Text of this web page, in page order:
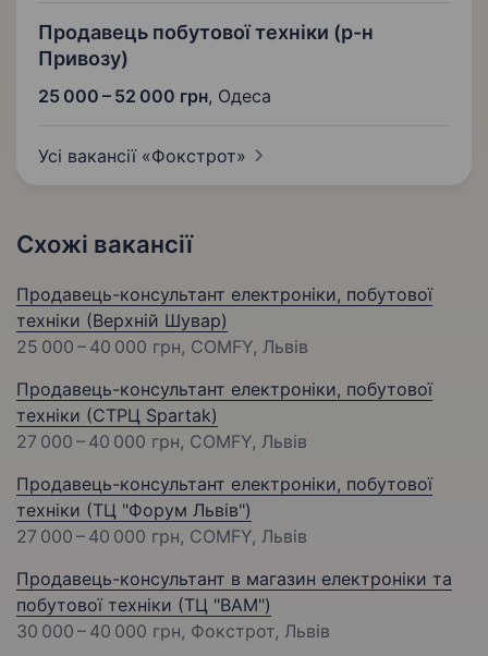
Продавець побутової техніки (р-н
Привозу)
25 000 – 52 000 грн, Одеса
Усі вакансії «Фокстрот»
Схожі вакансії
Продавець-консультант електроніки, побутової
техніки (Верхній Шувар)
25 000 – 40 000 грн, COMFY, Львів
Продавець-консультант електроніки, побутової
техніки (СТРЦ Spartak)
27 000 – 40 000 грн, COMFY, Львів
Продавець-консультант електроніки, побутової
техніки (ТЦ "Форум Львів")
27 000 – 40 000 грн, COMFY, Львів
Продавець-консультант в магазин електроніки та
побутової техніки (ТЦ "ВАМ")
30 000 – 40 000 грн, Фокстрот, Львів